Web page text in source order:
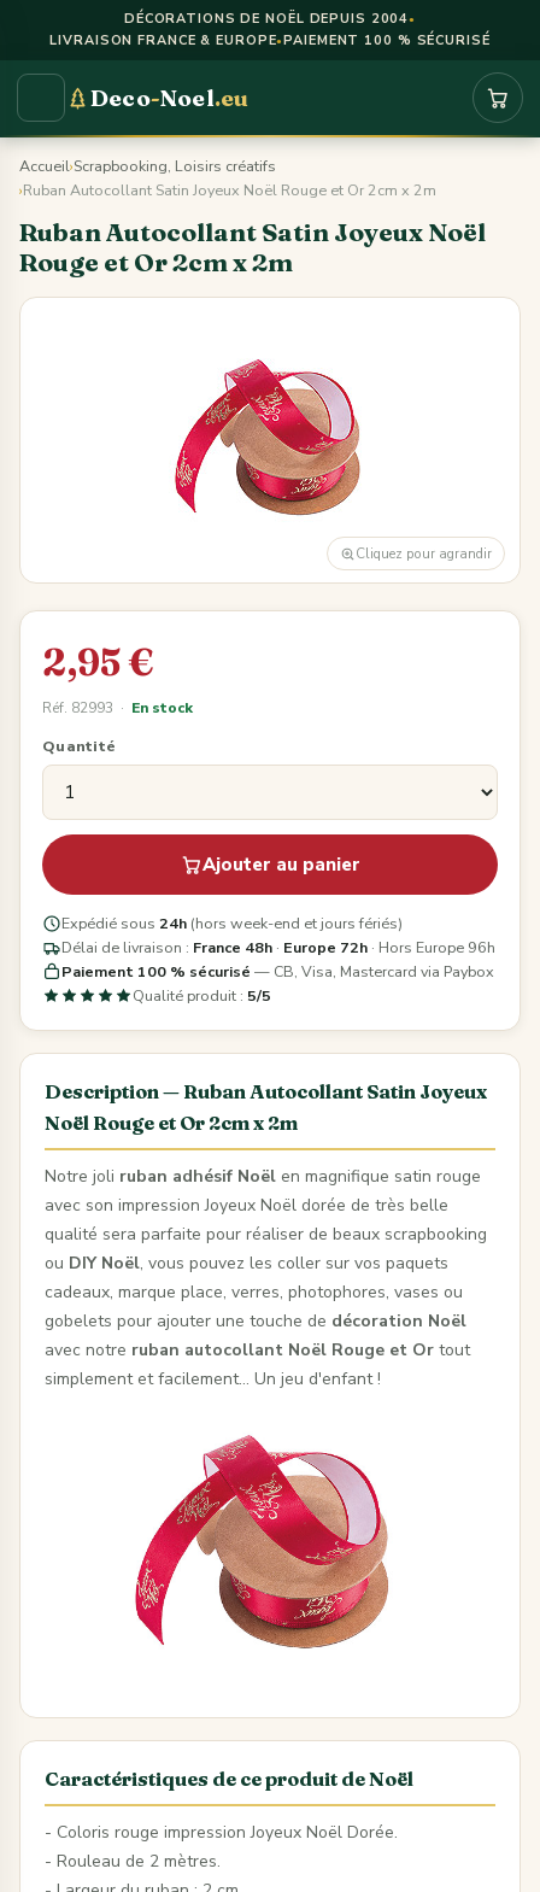
DÉCORATIONS DE NOËL DEPUIS 2004●
LIVRAISON FRANCE & EUROPE● PAIEMENT 100 % SÉCURISÉ
Deco-Noel.eu
Accueil›Scrapbooking, Loisirs créatifs
›Ruban Autocollant Satin Joyeux Noël Rouge et Or 2cm x 2m
Ruban Autocollant Satin Joyeux Noël
Rouge et Or 2cm x 2m
Cliquez pour agrandir
2,95 €
Réf. 82993 · En stock
Quantité
Ajouter au panier
Expédié sous 24h (hors week-end et jours fériés)
Délai de livraison : France 48h · Europe 72h · Hors Europe 96h
Paiement 100 % sécurisé — CB, Visa, Mastercard via Paybox
Qualité produit : 5/5
Description — Ruban Autocollant Satin Joyeux
Noël Rouge et Or 2cm x 2m
Notre joli ruban adhésif Noël en magnifique satin rouge
avec son impression Joyeux Noël dorée de très belle
qualité sera parfaite pour réaliser de beaux scrapbooking
ou DIY Noël, vous pouvez les coller sur vos paquets
cadeaux, marque place, verres, photophores, vases ou
gobelets pour ajouter une touche de décoration Noël
avec notre ruban autocollant Noël Rouge et Or tout
simplement et facilement... Un jeu d'enfant !
Caractéristiques de ce produit de Noël
- Coloris rouge impression Joyeux Noël Dorée.
- Rouleau de 2 mètres.
Panneau de gestion des cookies